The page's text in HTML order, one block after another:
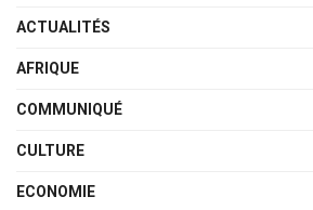
ACTUALITÉS
AFRIQUE
COMMUNIQUÉ
CULTURE
ECONOMIE